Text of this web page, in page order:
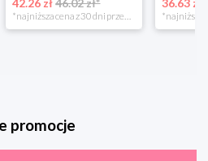
42.26 zł 46.02 zł*
*najniższa cena z 30 dni przed obniżką
36.63 zł
promocje